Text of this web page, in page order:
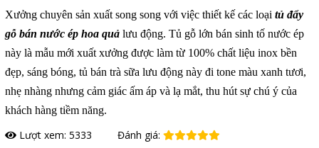
Xưởng chuyên sản xuất song song với việc thiết kế các loại tủ đẩy
gỗ bán nước ép hoa quả lưu động. Tủ gỗ lớn bán sinh tố nước ép
này là mẫu mới xuất xưởng được làm từ 100% chất liệu inox bền
đẹp, sáng bóng, tủ bán trà sữa lưu động này đi tone màu xanh tươi,
nhẹ nhàng nhưng cảm giác ấm áp và lạ mắt, thu hút sự chú ý của
khách hàng tiềm năng.
Lượt xem: 5333 Đánh giá: